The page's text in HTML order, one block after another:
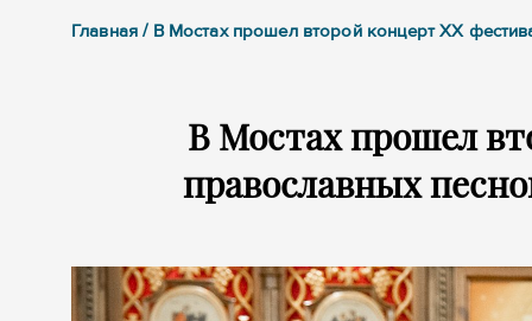
Главная / В Мостах прошел второй концерт XX
В Мостах прошел
православных